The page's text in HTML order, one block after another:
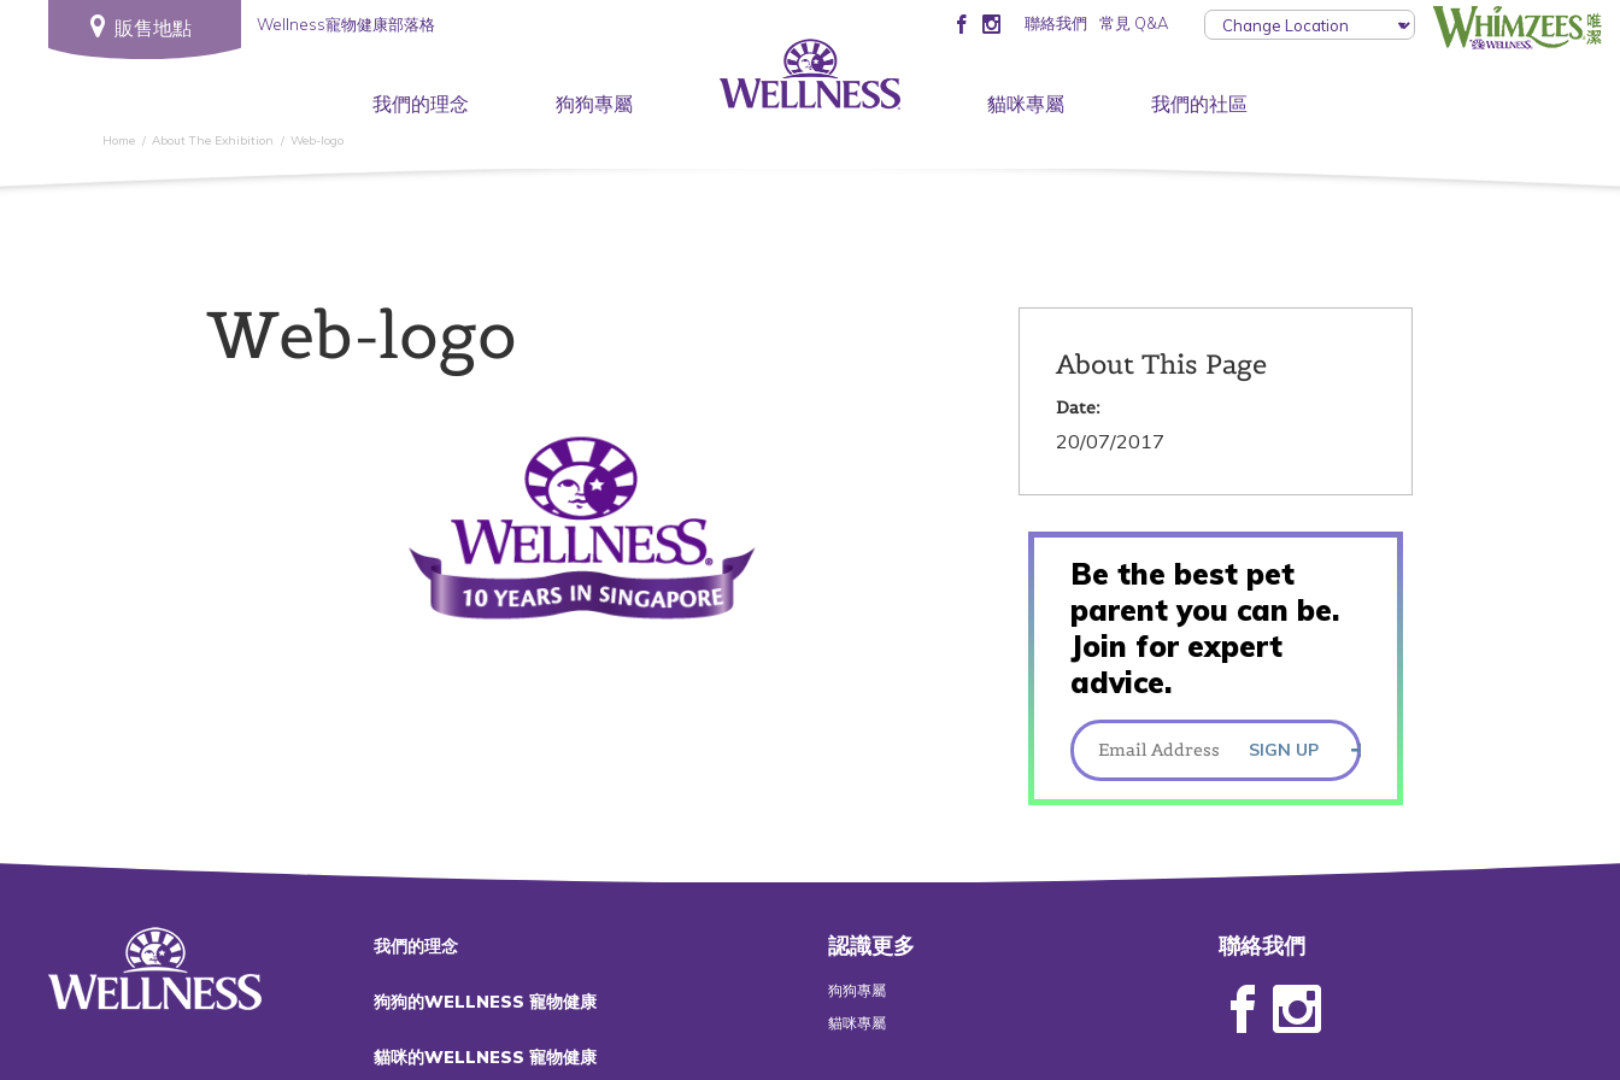
販售地點 Wellness寵物健康部落格 聯絡我們 常見 Q&A
我們的理念 狗狗專屬 貓咪專屬 我們的社區
Home About The Exhibition Web-logo
Web-logo About This Page
Date:
20/07/2017
Be the best pet
parent you can be.
Join for expert
advice.
SIGN UP
我們的理念
狗狗的WELLNESS 寵物健康
貓咪的WELLNESS 寵物健康
認識更多
狗狗專屬
貓咪專屬
聯絡我們